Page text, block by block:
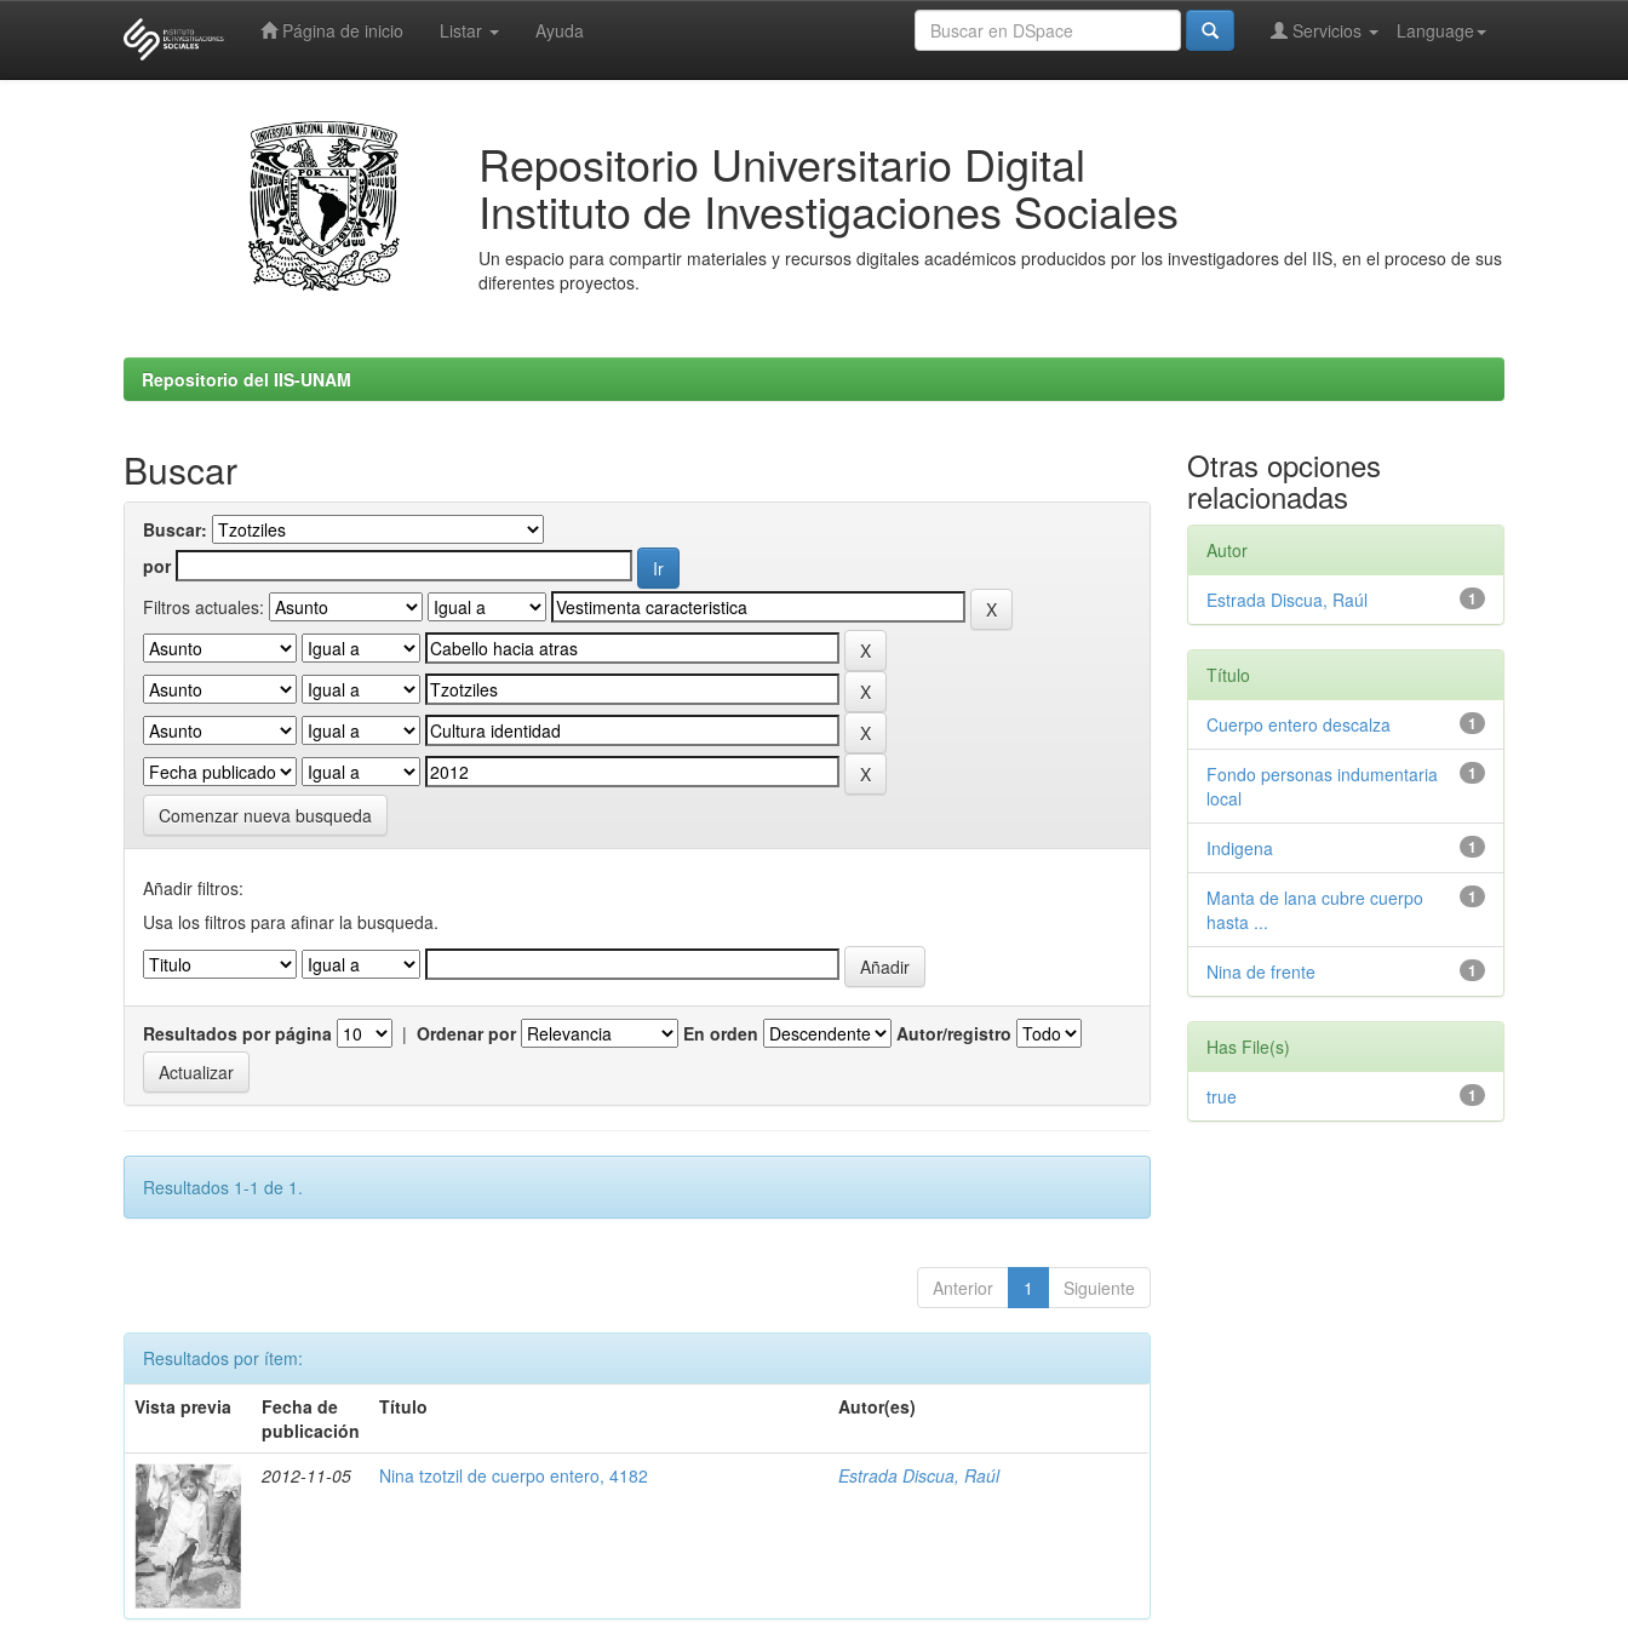
Página de inicio Listar Ayuda Language
Servicios
Repositorio Universitario Digital
Instituto de Investigaciones Sociales
Un espacio para compartir materiales y recursos digitales académicos producidos por los investigadores del IIS, en el proceso de sus
diferentes proyectos.
Repositorio del IIS-UNAM
Buscar
Buscar:
por
Filtros actuales:
Comenzar nueva busqueda
Añadir filtros:
Usa los filtros para afinar la busqueda.
Resultados por página | Ordenar por En orden Autor/registro
Resultados 1-1 de 1.
Anterior 1 Siguiente
Resultados por ítem:
Vista previa
Fecha de
publicación
Título Autor(es)
2012-11-05 Nina tzotzil de cuerpo entero, 4182 Estrada Discua, Raúl
Otras opciones
relacionadas
Autor
1
Estrada Discua, Raúl
Título
1
Cuerpo entero descalza
1
Fondo personas indumentaria
local
1
Indigena
1
Manta de lana cubre cuerpo
hasta ...
1
Nina de frente
Has File(s)
1
true